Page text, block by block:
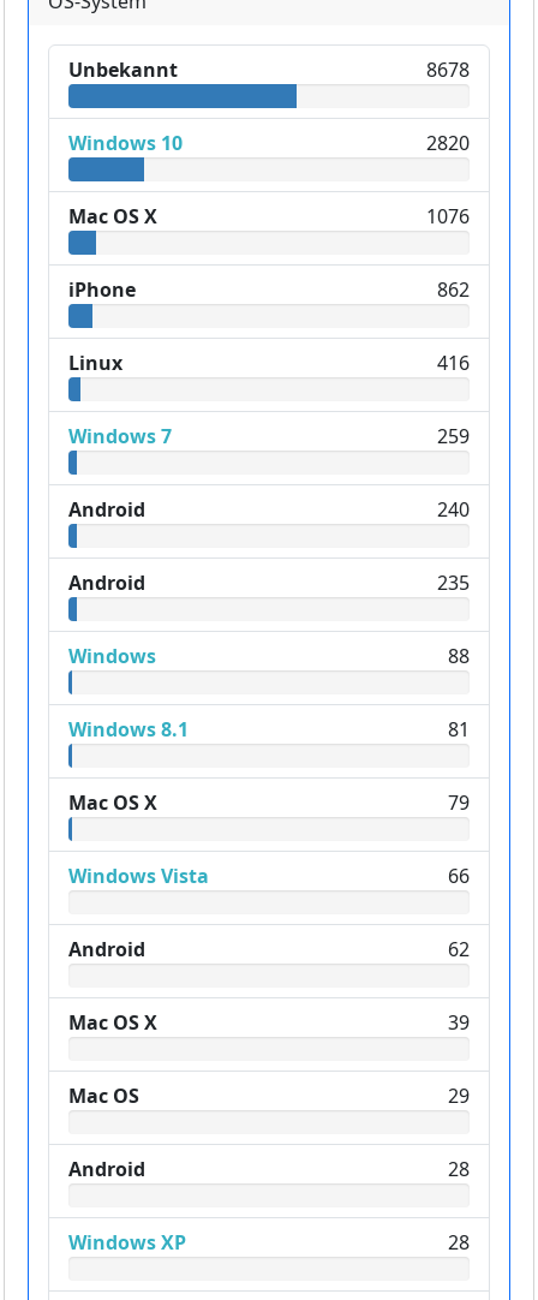
Unbekannt 8678
Windows 10 2820
Mac OS X 1076
iPhone 862
Linux 416
Windows 7 259
Android 240
Android 235
Windows 88
Windows 8.1 81
Mac OS X 79
Windows Vista 66
Android 62
Mac OS X 39
Mac OS 29
Android 28
Windows XP 28